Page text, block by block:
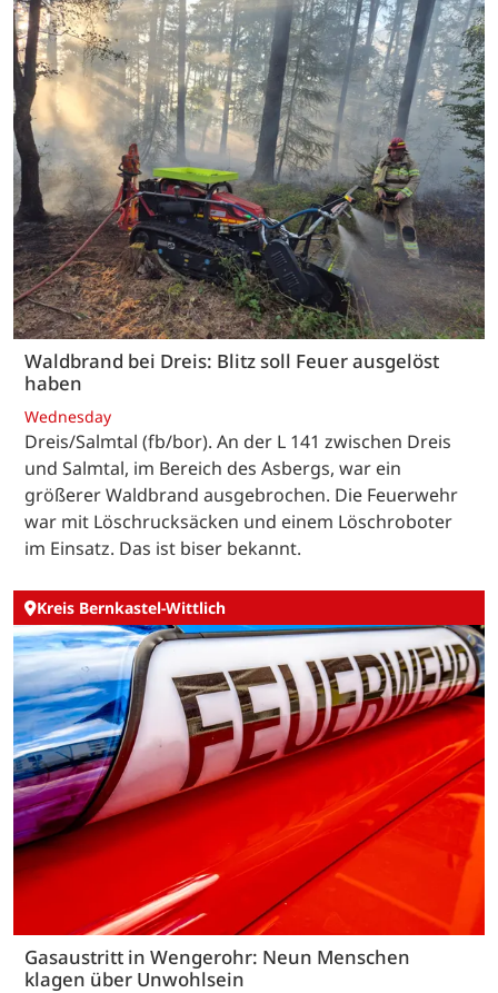
Waldbrand bei Dreis: Blitz soll Feuer ausgelöst
haben
Wednesday
Dreis/Salmtal (fb/bor). An der L 141 zwischen Dreis
und Salmtal, im Bereich des Asbergs, war ein
größerer Waldbrand ausgebrochen. Die Feuerwehr
war mit Löschrucksäcken und einem Löschroboter
im Einsatz. Das ist biser bekannt.
Kreis Bernkastel-Wittlich
Gasaustritt in Wengerohr: Neun Menschen
klagen über Unwohlsein